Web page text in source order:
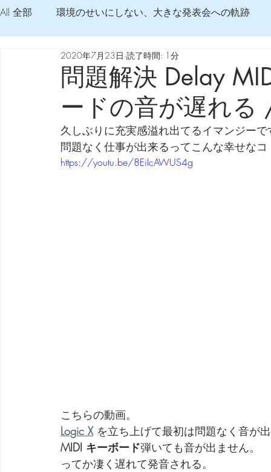
All 全部 環境のせいにしない、大きな発表会への軌跡
弦交換の記録 DTM 始める 知っておきたいコト
Imanjy Studio 使われているモノ 食べんじーの美味
劇団 Avan 劇伴が出来るまでを追ったドキュメンタリー
問題解決 Delay
ードの音が遅れる
2020年7月23日 読了時間: 1分
久しぶりに充実感溢れ出てるイマンジーで
問題なく仕事が出来るってこんな幸せな
https://youtu.be/8EiIcAWUS4g
こちらの動画。
Logic X を立ち上げて最初は問題なく音が
MIDI キーボード弾いても音が出ません。
ってか凄く遅れて発音される。